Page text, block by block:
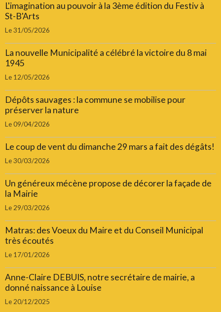
L'imagination au pouvoir à la 3ème édition du Festiv à
St-B'Arts
Le 31/05/2026
La nouvelle Municipalité a célébré la victoire du 8 mai
1945
Le 12/05/2026
Dépôts sauvages : la commune se mobilise pour
préserver la nature
Le 09/04/2026
Le coup de vent du dimanche 29 mars a fait des dégâts!
Le 30/03/2026
Un généreux mécène propose de décorer la façade de
la Mairie
Le 29/03/2026
Matras: des Voeux du Maire et du Conseil Municipal
très écoutés
Le 17/01/2026
Anne-Claire DEBUIS, notre secrétaire de mairie, a
donné naissance à Louise
Le 20/12/2025